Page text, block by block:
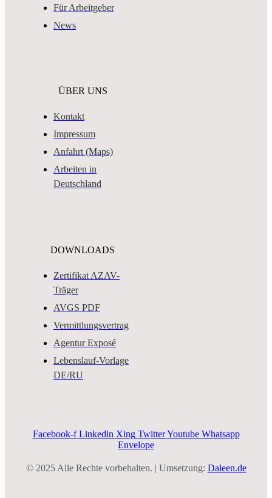
Für Arbeitgeber
News
ÜBER UNS
Kontakt
Impressum
Anfahrt (Maps)
Arbeiten in
Deutschland
DOWNLOADS
Zertifikat AZAV-
Träger
AVGS PDF
Vermittlungsvertrag
Agentur Exposé
Lebenslauf-Vorlage
DE/RU
Facebook-f Linkedin Xing Twitter Youtube Whatsapp
Envelope
© 2025 Alle Rechte vorbehalten. | Umsetzung: Daleen.de